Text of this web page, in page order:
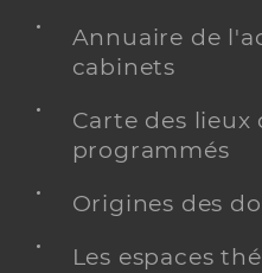
Annuaire de
cabinets
Carte des lieux
programmés
Origines des
Les espaces